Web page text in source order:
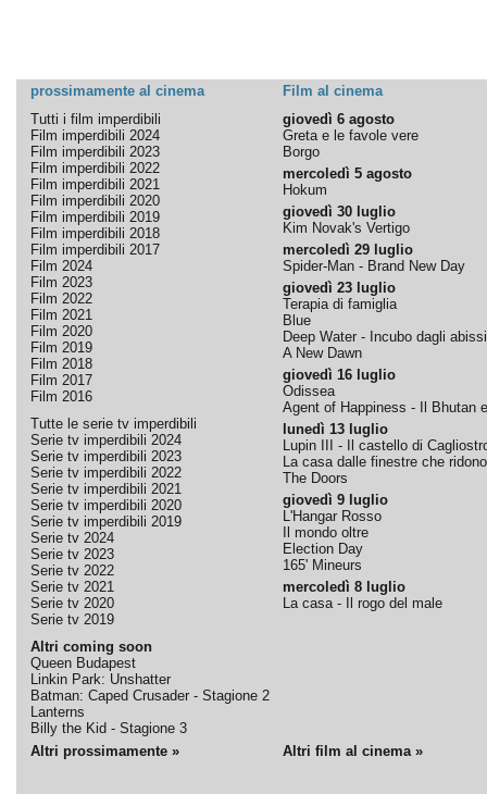
prossimamente al cinema
Film al cinema
Tutti i film imperdibili
Film imperdibili 2024
Film imperdibili 2023
Film imperdibili 2022
Film imperdibili 2021
Film imperdibili 2020
Film imperdibili 2019
Film imperdibili 2018
Film imperdibili 2017
Film 2024
Film 2023
Film 2022
Film 2021
Film 2020
Film 2019
Film 2018
Film 2017
Film 2016
Tutte le serie tv imperdibili
Serie tv imperdibili 2024
Serie tv imperdibili 2023
Serie tv imperdibili 2022
Serie tv imperdibili 2021
Serie tv imperdibili 2020
Serie tv imperdibili 2019
Serie tv 2024
Serie tv 2023
Serie tv 2022
Serie tv 2021
Serie tv 2020
Serie tv 2019
Altri coming soon
Queen Budapest
Linkin Park: Unshatter
Batman: Caped Crusader - Stagione 2
Lanterns
Billy the Kid - Stagione 3
giovedì 6 agosto
Greta e le favole vere
Borgo
mercoledì 5 agosto
Hokum
giovedì 30 luglio
Kim Novak's Vertigo
mercoledì 29 luglio
Spider-Man - Brand New Day
giovedì 23 luglio
Terapia di famiglia
Blue
Deep Water - Incubo dagli abissi
A New Dawn
giovedì 16 luglio
Odissea
Agent of Happiness - Il Bhutan
lunedì 13 luglio
Lupin III - Il castello di
La casa dalle finestre che ridono
The Doors
giovedì 9 luglio
L'Hangar Rosso
Il mondo oltre
Election Day
165' Mineurs
mercoledì 8 luglio
La casa - Il rogo del male
Altri prossimamente » Altri film al cinema »